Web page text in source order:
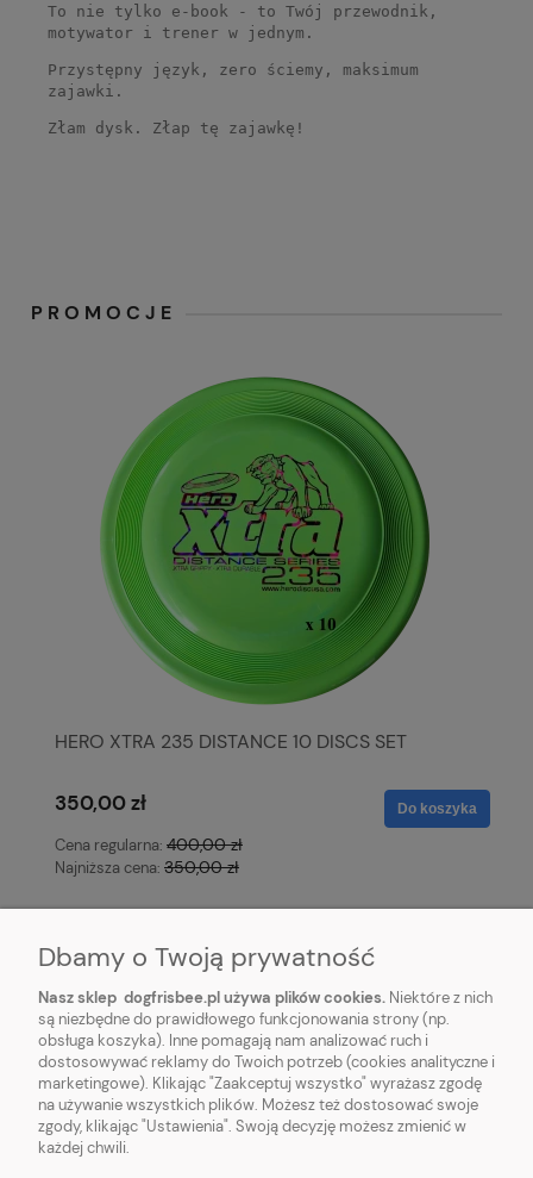
To nie tylko e-book - to Twój przewodnik,
motywator i trener w jednym.
Przystępny język, zero ściemy, maksimum
zajawki.
Złam dysk. Złap tę zajawkę!
PROMOCJE
HERO XTRA 235 DISTANCE 10 DISCS SET
350,00 zł
Cena regularna: 400,00 zł
Najniższa cena: 350,00 zł
Do koszyka
STOPKA
REGULAMINY
Dbamy o Twoją prywatność
Nasz sklep dogfrisbee.pl używa plików cookies. Niektóre z nich
są niezbędne do prawidłowego funkcjonowania strony (np.
obsługa koszyka). Inne pomagają nam analizować ruch i
dostosowywać reklamy do Twoich potrzeb (cookies analityczne i
marketingowe). Klikając "Zaakceptuj wszystko" wyrażasz zgodę
na używanie wszystkich plików. Możesz też dostosować swoje
zgody, klikając "Ustawienia". Swoją decyzję możesz zmienić w
każdej chwili.